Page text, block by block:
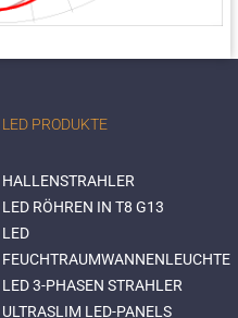
LED PRODUKTE
HALLENSTRAHLER
LED RÖHREN IN T8 G13
LED
FEUCHTRAUMWANNENLEUCHTE
LED 3-PHASEN STRAHLER
ULTRASLIM LED-PANELS